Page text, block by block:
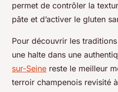
permet de contrôler la
pâte et d’activer le gluten
Pour découvrir les
une halte dans une
sur-Seine reste le meilleur
terroir champenois revisité